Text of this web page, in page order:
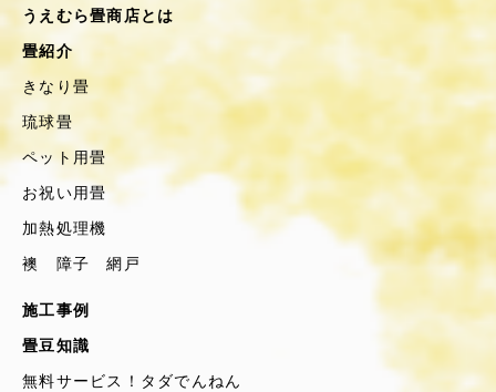
うえむら畳商店とは
畳紹介
きなり畳
琉球畳
ペット用畳
お祝い用畳
加熱処理機
襖 障子 網戸
施工事例
畳豆知識
無料サービス！タダでんねん